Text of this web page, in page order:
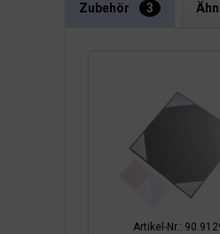
Zubehör 3
Artikel-Nr.: